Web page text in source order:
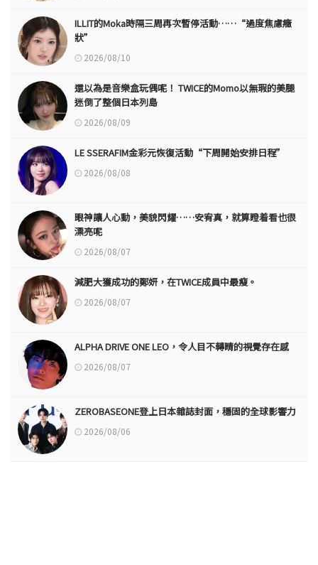
ILLIT的Moka時隔三周再次暫停活動……“過度焦慮癥
狀”
2026/08/10
還以為是音樂盒玩偶呢！ TWICE的Momo以無瑕的美腿
迷倒了整個日本列島
2026/08/09
LE SSERAFIM金彩元恢復活動“下周開始安排日程”
2026/08/08
眼神讓人心動，美貌閃耀……安宥真，就算瞪着看也很
漂亮呢
2026/08/07
減肥大獲成功的鄭妍，在TWICE成員中最瘦。
2026/08/07
ALPHA DRIVE ONE LEO，令人目不轉睛的視覺存在感
2026/08/07
ZEROBASEONE登上日本雜誌封面，穩固的全球影響力
2026/08/06